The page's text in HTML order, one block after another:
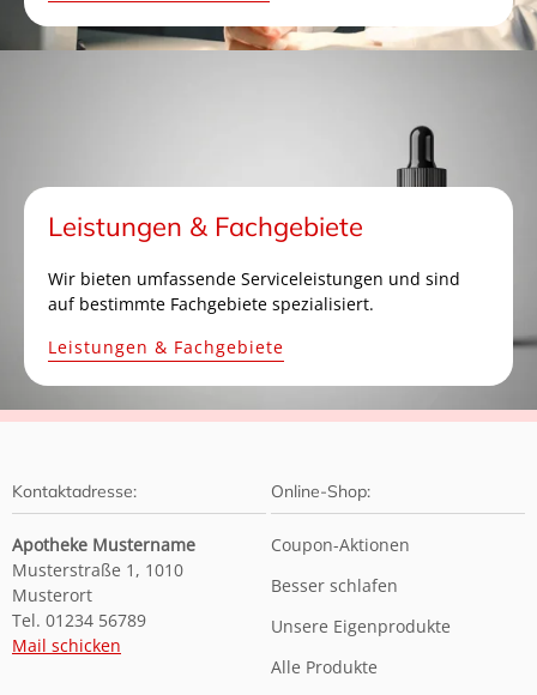
Leistungen & Fachgebiete
Wir bieten umfassende Serviceleistungen und sind
auf bestimmte Fachgebiete spezialisiert.
Leistungen & Fachgebiete
Kontaktadresse:
Apotheke Mustername
Musterstraße 1, 1010
Musterort
Tel. 01234 56789
Mail schicken
Online-Shop:
Coupon-Aktionen
Besser schlafen
Unsere Eigenprodukte
Alle Produkte